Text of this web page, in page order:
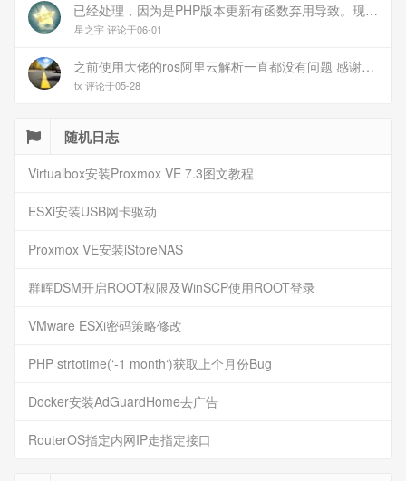
已经处理，因为是PHP版本更新有函数弃用导致。现已经修复
星之宇 评论于06-01
之前使用大佬的ros阿里云解析一直都没有问题 感谢大佬 但上个月开始阿里云的解析返回日志总是出错 日志值为alidns update error,不知为什么 所以请教一下大佬
tx 评论于05-28
随机日志
Virtualbox安装Proxmox VE 7.3图文教程
ESXi安装USB网卡驱动
Proxmox VE安装iStoreNAS
群晖DSM开启ROOT权限及WinSCP使用ROOT登录
VMware ESXi密码策略修改
PHP strtotime(‘-1 month‘)获取上个月份Bug
Docker安装AdGuardHome去广告
RouterOS指定内网IP走指定接口